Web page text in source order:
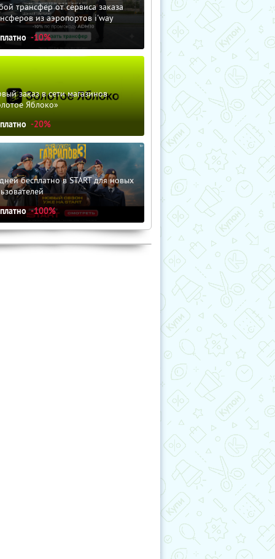
трансфер от сервиса заказа
из аэропортов i'way
-10%
заказ в сети магазинов
Яблоко»
-20%
бесплатно в START для новых
-100%